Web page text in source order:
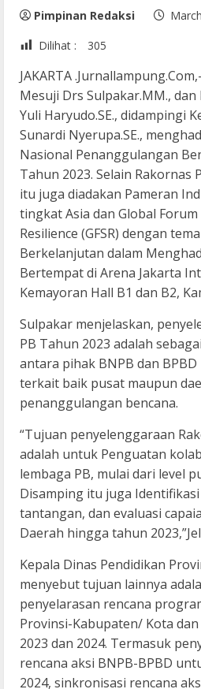
Pimpinan Redaksi
Dilihat :
305
JAKARTA
Mesuji Drs Sulpakar.MM., dan
Yuli Haryudo.SE., didampingi
Sunardi Nyerupa.SE.,
Nasional Penanggulangan
Tahun 2023. Selain Rakornas
itu juga diadakan Pameran
tingkat Asia dan Global
Resilience (GFSR) dengan
Berkelanjutan dalam
Bertempat di Arena Jakarta
Kemayoran Hall B1 dan B2,
Sulpakar menjelaskan,
PB Tahun 2023 adalah
antara pihak BNPB dan
terkait baik pusat maupun
penanggulangan bencana.
“Tujuan penyelenggaraan
adalah untuk Penguatan
lembaga PB, mulai dari level
Disamping itu juga
tantangan, dan evaluasi
Daerah hingga tahun
Kepala Dinas Pendidikan
menyebut tujuan lainnya
penyelarasan rencana
Provinsi-Kabupaten/ Kota
2023 dan 2024. Termasuk
rencana aksi BNPB-BPBD
2024, sinkronisasi rencana